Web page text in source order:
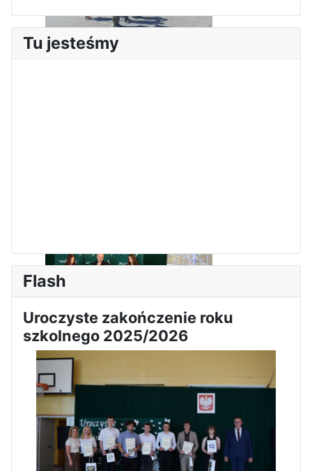
Sukces Kingi na XXXVI
Olimpiadzie Teologii Katolickiej
Obchody Święta Konstytucji 3
Maja w Iłży
Apel z okazji 235-tej rocznicy
uchwalenia Konstytucji 3 Maja
Tu jesteśmy
Flash
Uroczyste zakończenie roku
szkolnego 2025/2026